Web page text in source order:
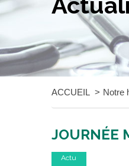
ACCUEIL Notre
JOURNÉE
Actu